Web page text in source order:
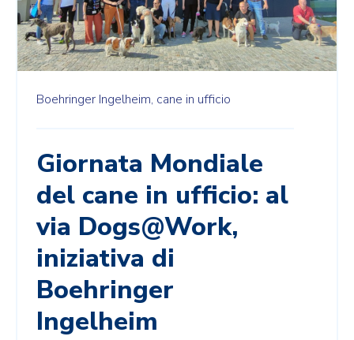
Boehringer Ingelheim, cane in ufficio
Giornata Mondiale
del cane in ufficio: al
via Dogs@Work,
iniziativa di
Boehringer
Ingelheim